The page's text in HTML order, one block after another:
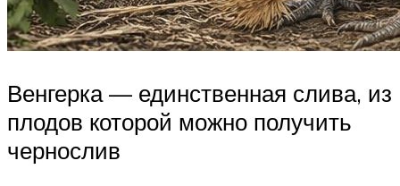
Венгерка — единственная слива, из
плодов которой можно получить
чернослив